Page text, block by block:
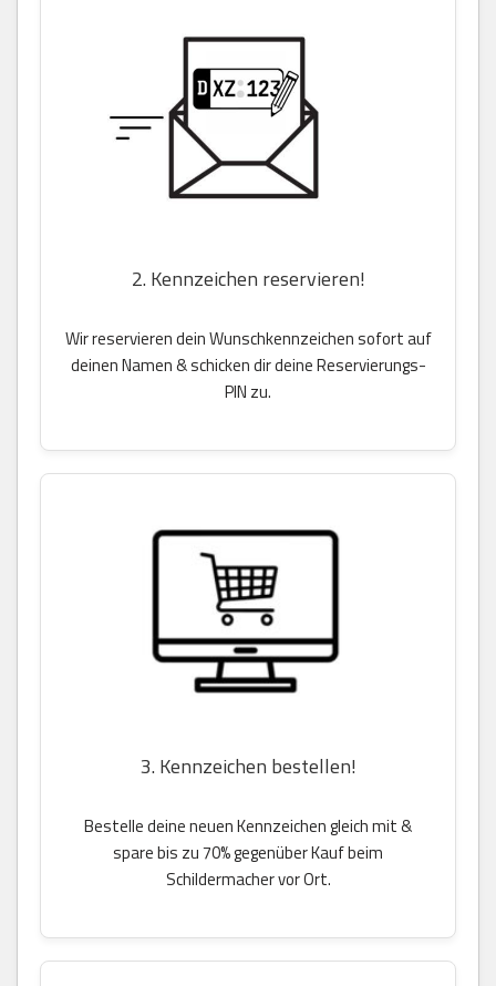
2. Kennzeichen reservieren!
Wir reservieren dein Wunschkennzeichen sofort auf
deinen Namen & schicken dir deine Reservierungs-
PIN zu.
3. Kennzeichen bestellen!
Bestelle deine neuen Kennzeichen gleich mit &
spare bis zu 70% gegenüber Kauf beim
Schildermacher vor Ort.